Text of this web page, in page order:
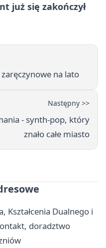
już się zakończył
na lato
Następny >>
- synth-pop, który
znało całe miasto
Kształcenia Dualnego i
doradztwo